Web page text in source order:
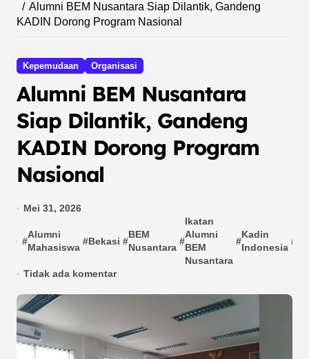
Alumni BEM Nusantara Siap Dilantik, Gandeng
KADIN Dorong Program Nasional
Kepemudaan Organisasi
Alumni BEM Nusantara
Siap Dilantik, Gandeng
KADIN Dorong Program
Nasional
Mei 31, 2026
#
Alumni
Mahasiswa
#Bekasi #
BEM
Nusantara
#
Ikatan
Alumni
BEM
Nusantara
#
Kadin
Indonesia
#
Tidak ada komentar